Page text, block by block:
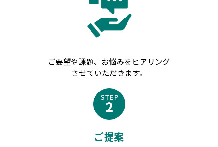
ご要望や課題、お悩みをヒアリング
させていただきます。
ご提案